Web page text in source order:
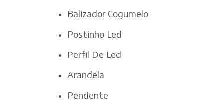
Balizador Cogumelo
Postinho Led
Perfil De Led
Arandela
Pendente